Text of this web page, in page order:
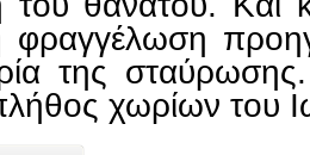
φραγγέλωση
της
χωρίων του